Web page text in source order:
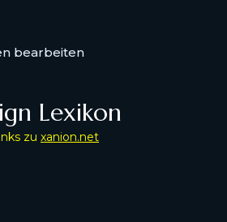
bearbeiten
Lexikon
zu xanion.net